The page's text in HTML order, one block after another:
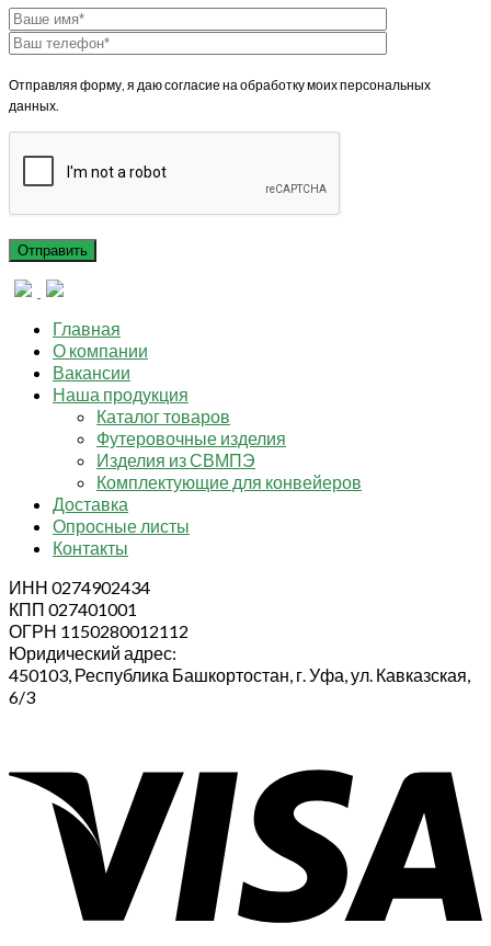
Отправляя форму, я даю согласие на обработку моих персональных
данных.
Главная
О компании
Вакансии
Наша продукция
Каталог товаров
Футеровочные изделия
Изделия из СВМПЭ
Комплектующие для конвейеров
Доставка
Опросные листы
Контакты
ИНН 0274902434
КПП 027401001
ОГРН 1150280012112
Юридический адрес:
450103, Республика Башкортостан, г. Уфа, ул. Кавказская,
6/3